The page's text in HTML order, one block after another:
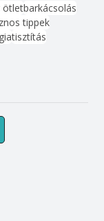
ötletbarkácsolás
tippek
tisztítás